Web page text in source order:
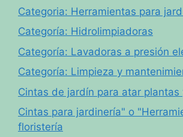
Categoria: Herramientas para
Categoría: Hidrolimpiadoras
Categoría: Lavadoras a presión
Categoría: Limpieza y
Cintas de jardín para atar plantas
Cintas para jardinería" o
floristería